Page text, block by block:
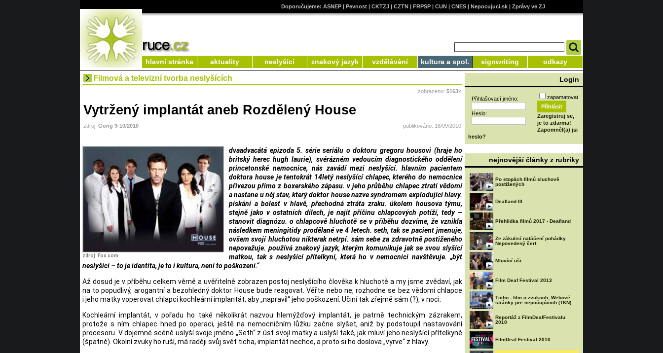
Doporučujeme: ASNEP| Pevnost| CKTZJ| CZTN| FRPSP| CUN| CNES| Nepocujuci.sk| Zprávy ve ZJ
hlavní stránka aktuality neslyšící znakový jazyk vzdělávání kultura a spol. signwriting odkazy
Filmová a televizní tvorba neslyšících
zobrazeno: 5163x
Vytržený implantát aneb Rozdělený House
zdroj: Gong 9-10/2010 publikováno: 18/09/2010
zdroj: Fox.com
dvaadvacátá epizoda 5. série seriálu o doktoru gregoru housovi (hraje ho
britský herec hugh laurie), svérázném vedoucím diagnostického oddělení
princetonské nemocnice, nás zavádí mezi neslyšící. hlavním pacientem
doktora house je tentokrát 14letý neslyšící chlapec, kterého do nemocnice
přivezou přímo z boxerského zápasu. v jeho průběhu chlapec ztratí vědomí
a nastane u něj stav, který doktor house nazve syndromem explodující hlavy.
pískání a bolest v hlavě, přechodná ztráta zraku. úkolem housova týmu,
stejně jako v ostatních dílech, je najít příčinu chlapcových potíží, tedy –
stanovit diagnózu. o chlapcově hluchotě se v příběhu dozvíme, že vznikla
následkem meningitidy prodělané ve 4 letech. seth, tak se pacient jmenuje,
ovšem svojí hluchotou nikterak netrpí. sám sebe za zdravotně postiženého
nepovažuje. používá znakový jazyk, kterým komunikuje jak se svou slyšící
matkou, tak s neslyšící přítelkyní, která ho v nemocnici navštěvuje. „být
neslyšící – to je identita, je to i kultura, není to poškození.“
Až dosud je v příběhu celkem věrně a uvěřitelně zobrazen postoj neslyšícího člověka k hluchotě a my jsme zvědaví, jak
na to popudlivý, arogantní a bezohledný doktor House bude reagovat. Věřte nebo ne, rozhodne se bez vědomí chlapce
i jeho matky voperovat chlapci kochleární implantát, aby „napravil“ jeho poškození. Učiní tak zřejmě sám (?), v noci.
Kochleární implantát, v pořadu ho také několikrát nazvou hlemýžďový implantát, je patrně technickým zázrakem,
protože s ním chlapec hned po operaci, ještě na nemocničním lůžku začne slyšet, aniž by podstoupil nastavování
procesoru. V dojemné scéně uslyší svoje jméno „Seth“ z úst svojí matky a uslyší také, jak mluví jeho neslyšící přítelkyně
(špatně). Okolní zvuky ho ruší, má raději svůj svět ticha, implantát nechce, a proto si ho doslova „vyrve“ z hlavy.
Login
Přihlašovací jméno:
Heslo:
zapamatovat
Zaregistruj se,
je to zdarma!
Zapomněl(a) jsi
heslo?
nejnovější články z rubriky
Po stopách filmů sluchově
postižených
Deafland III.
Přehlídka filmů 2017 - Deafland
Ze zákulisí natáčení pohádky
Nepovedený čert
Mluvící uši
Film Deaf Festival 2013
Ticho - film o zvukoch; Webové
stránky pre nepočujúcich (TKN)
Reportáž z FilmDeafFestivalu
2010
FilmDeaf Festival 2010